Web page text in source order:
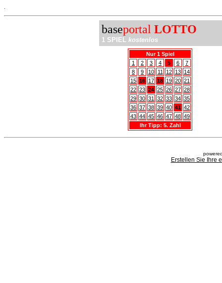
baseportal LOTTO
1 SPIEL kostenlos
Nur 1 Spiel
1
2 3 4 5 6
7
8
9 10 11 12 13 14
15 16 17 18 19 20 21
22 23 24 25 26 27 28
29 30 31 32 33 34 35
36 37 38 39 40 41 42
43 44 45 46 47 48 49
Ihr Tipp: 5. Zahl
Erstellen Sie Ihre